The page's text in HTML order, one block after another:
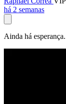
há 2 semanas
Ainda há esperança.